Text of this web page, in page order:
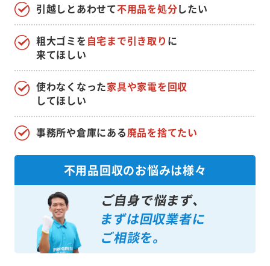
引越しとあわせて不用品を処分したい
使わなくなった家具や家電を回収
してほしい
粗大ゴミを自宅まで引き取り に
来てほしい
事務所や倉庫にある廃品を捨てたい
不用品回収のお悩みは様々
ご自身で悩まず、
まずは回収業者に
ご相談を。